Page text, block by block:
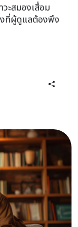
ะสมองเสื่อม
งที่ผู้ดูแลต้องพึง